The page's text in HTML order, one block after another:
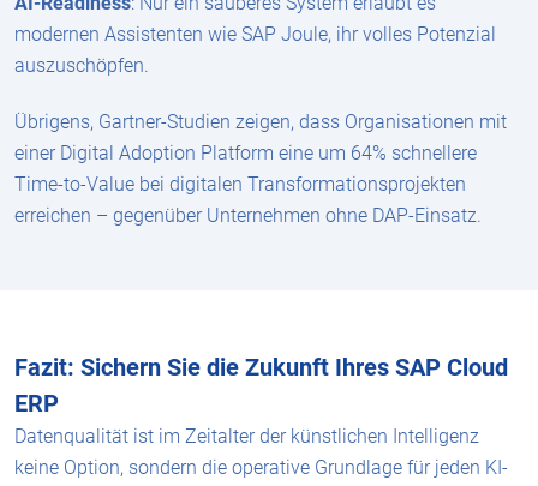
modernen Assistenten wie SAP Joule, ihr volles Potenzial
auszuschöpfen.
Übrigens, Gartner-Studien zeigen, dass Organisationen mit
einer Digital Adoption Platform eine um 64% schnellere
Time-to-Value bei digitalen Transformationsprojekten
erreichen – gegenüber Unternehmen ohne DAP-Einsatz.
Fazit: Sichern Sie die Zukunft Ihres SAP Cloud
ERP
Datenqualität ist im Zeitalter der künstlichen Intelligenz
keine Option, sondern die operative Grundlage für jeden KI-